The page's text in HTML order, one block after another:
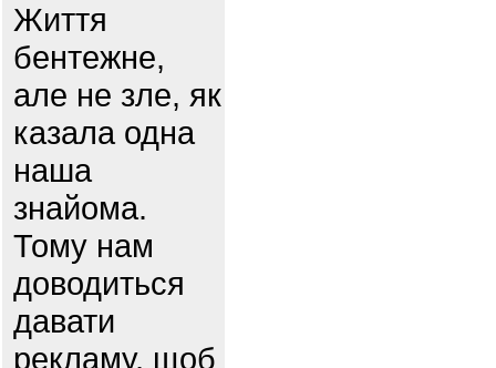
Життя
бентежне,
але не зле, як
казала одна
наша
знайома.
Тому нам
доводиться
давати
рекламу, щоб